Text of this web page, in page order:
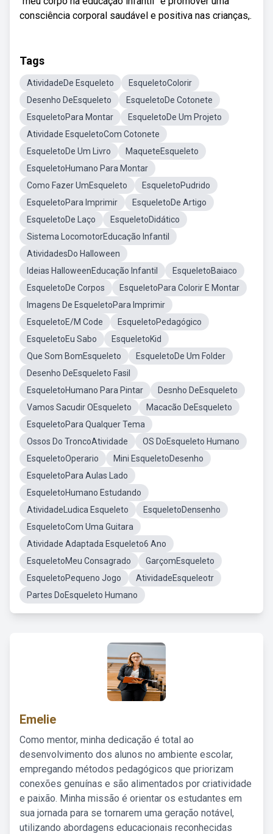
consciência corporal saudável e positiva nas crianças,.
Tags
AtividadeDe Esqueleto
EsqueletoColorir
Desenho DeEsqueleto
EsqueletoDe Cotonete
EsqueletoPara Montar
EsqueletoDe Um Projeto
Atividade EsqueletoCom Cotonete
EsqueletoDe Um Livro
MaqueteEsqueleto
EsqueletoHumano Para Montar
Como Fazer UmEsqueleto
EsqueletoPudrido
EsqueletoPara Imprimir
EsqueletoDe Artigo
EsqueletoDe Laço
EsqueletoDidático
Sistema LocomotorEducação Infantil
AtividadesDo Halloween
Ideias HalloweenEducação Infantil
EsqueletoBaiaco
EsqueletoDe Corpos
EsqueletoPara Colorir E Montar
Imagens De EsqueletoPara Imprimir
EsqueletoE/M Code
EsqueletoPedagógico
EsqueletoEu Sabo
EsqueletoKid
Que Som BomEsqueleto
EsqueletoDe Um Folder
Desenho DeEsqueleto Fasil
EsqueletoHumano Para Pintar
Desnho DeEsqueleto
Vamos Sacudir OEsqueleto
Macacão DeEsqueleto
EsqueletoPara Qualquer Tema
Ossos Do TroncoAtividade
OS DoEsqueleto Humano
EsqueletoOperario
Mini EsqueletoDesenho
EsqueletoPara Aulas Lado
EsqueletoHumano Estudando
AtividadeLudica Esqueleto
EsqueletoDensenho
EsqueletoCom Uma Guitara
Atividade Adaptada Esqueleto6 Ano
EsqueletoMeu Consagrado
GarçomEsqueleto
EsqueletoPequeno Jogo
AtividadeEsqueleotr
Partes DoEsqueleto Humano
Emelie
Como mentor, minha dedicação é total ao
desenvolvimento dos alunos no ambiente escolar,
empregando métodos pedagógicos que priorizam
conexões genuínas e são alimentados por criatividade
e paixão. Minha missão é orientar os estudantes em
sua jornada para se tornarem uma geração notável,
utilizando abordagens educacionais reconhecidas